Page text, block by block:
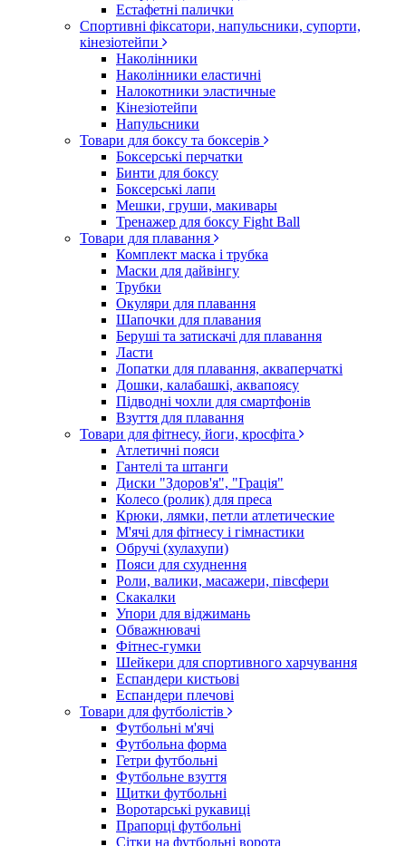
Естафетні палички
Спортивні фіксатори, напульсники, супорти,
кінезіотейпи
Наколінники
Наколінники еластичні
Налокотники эластичные
Кінезіотейпи
Напульсники
Товари для боксу та боксерів
Боксерські перчатки
Бинти для боксу
Боксерські лапи
Мешки, груши, макивары
Тренажер для боксу Fight Ball
Товари для плавання
Комплект маска і трубка
Маски для дайвінгу
Трубки
Окуляри для плавання
Шапочки для плавания
Беруші та затискачі для плавання
Ласти
Лопатки для плавання, акваперчаткі
Дошки, калабашкі, аквапоясу
Підводні чохли для смартфонів
Взуття для плавання
Товари для фітнесу, йоги, кросфіта
Атлетичні пояси
Гантелі та штанги
Диски "Здоров'я", "Грація"
Колесо (ролик) для преса
Крюки, лямки, петли атлетические
М'ячі для фітнесу і гімнастики
Обручі (хулахупи)
Пояси для схуднення
Роли, валики, масажери, півсфери
Скакалки
Упори для віджимань
Обважнювачі
Фітнес-гумки
Шейкери для спортивного харчування
Еспандери кистьові
Еспандери плечові
Товари для футболістів
Футбольні м'ячі
Футбольна форма
Гетри футбольні
Футбольне взуття
Щитки футбольні
Воротарські рукавиці
Прапорці футбольні
Сітки на футбольні ворота